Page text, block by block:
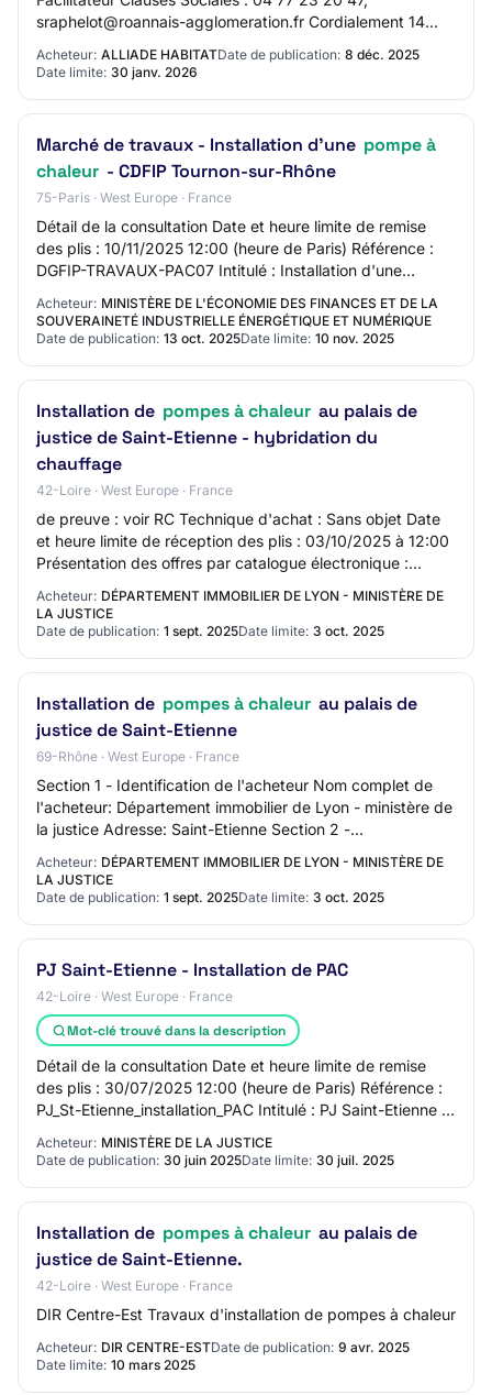
sraphelot@roannais-agglomeration.fr Cordialement 14
Acheteur: ALLIADE HABITATDate de publication: 8 déc. 2025
Date limite: 30 janv. 2026
Marché de travaux - Installation d'une pompe à
chaleur - CDFIP Tournon-sur-Rhône
75-Paris · West Europe · France
Détail de la consultation Date et heure limite de remise
des plis : 10/11/2025 12:00 (heure de Paris) Référence :
DGFIP-TRAVAUX-PAC07 Intitulé : Installation d'une
pompe à chaleur - CDFIP Tournon-sur…
Acheteur: MINISTÈRE DE L'ÉCONOMIE DES FINANCES ET DE LA
SOUVERAINETÉ INDUSTRIELLE ÉNERGÉTIQUE ET NUMÉRIQUE
Date de publication: 13 oct. 2025Date limite: 10 nov. 2025
Installation de pompes à chaleur au palais de
justice de Saint-Etienne - hybridation du
chauffage
42-Loire · West Europe · France
de preuve : voir RC Technique d'achat : Sans objet Date
et heure limite de réception des plis : 03/10/2025 à 12:00
Présentation des offres par catalogue électronique :
Interdite Réduction du nombre d…
Acheteur: DÉPARTEMENT IMMOBILIER DE LYON - MINISTÈRE DE
LA JUSTICE
Date de publication: 1 sept. 2025Date limite: 3 oct. 2025
Installation de pompes à chaleur au palais de
justice de Saint-Etienne
69-Rhône · West Europe · France
Section 1 - Identification de l'acheteur Nom complet de
l'acheteur: Département immobilier de Lyon - ministère de
la justice Adresse: Saint-Etienne Section 2 -
Communication Nom du contact: Galaberti…
Acheteur: DÉPARTEMENT IMMOBILIER DE LYON - MINISTÈRE DE
LA JUSTICE
Date de publication: 1 sept. 2025Date limite: 3 oct. 2025
PJ Saint-Etienne - Installation de PAC
42-Loire · West Europe · France
Mot-clé trouvé dans la description
Détail de la consultation Date et heure limite de remise
des plis : 30/07/2025 12:00 (heure de Paris) Référence :
PJ_St-Etienne_installation_PAC Intitulé : PJ Saint-Etienne -
Installation de PAC Obje…
Acheteur: MINISTÈRE DE LA JUSTICE
Date de publication: 30 juin 2025Date limite: 30 juil. 2025
Installation de pompes à chaleur au palais de
justice de Saint-Etienne.
42-Loire · West Europe · France
DIR Centre-Est Travaux d'installation de pompes à chaleur
Acheteur: DIR CENTRE-ESTDate de publication: 9 avr. 2025
Date limite: 10 mars 2025